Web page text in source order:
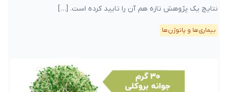
نتایج یک پژوهش تازه هم آن را تایید کرده است. […]
بیماری‌ها و پاتوژن‌ها